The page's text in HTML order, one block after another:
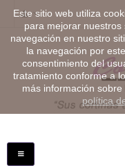
NAVEGACIÓN
TOGGLE
Este sitio web utiliza
para mejorar nuestros
navegación en nuestro
la navegación por
consentimiento del
tratamiento conforme a
más información
política